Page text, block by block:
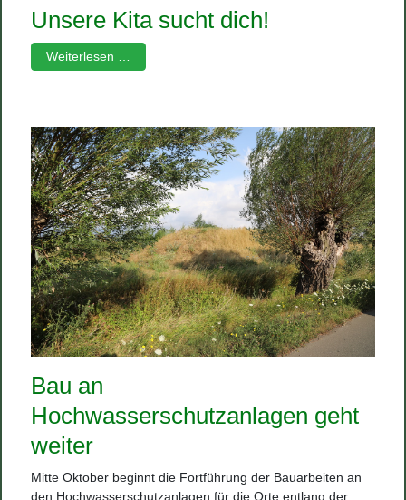
Unsere Kita sucht dich!
Weiterlesen …
Bau an
Hochwasserschutzanlagen geht
weiter
Mitte Oktober beginnt die Fortführung der Bauarbeiten an
den Hochwasserschutzanlagen für die Orte entlang der